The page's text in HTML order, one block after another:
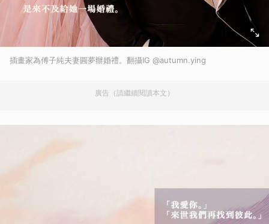
插畫家為傅子純夫妻圓夢辦婚禮。翻攝IG @autumn.ying
廣告（請繼續閱讀本文）